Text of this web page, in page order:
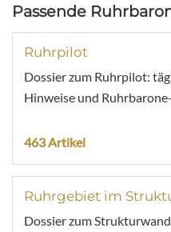
Passende
Ruhrpilot
Dossier zum Ruhrpilot:
Hinweise und
463 Artikel
Ruhrgebiet im
Dossier zum